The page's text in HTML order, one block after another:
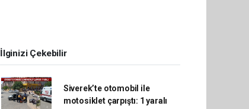
İlginizi Çekebilir
Siverek’te otomobil ile
motosiklet çarpıştı: 1 yaralı